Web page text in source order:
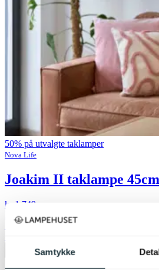
Samtykke
50% på utvalgte taklamper
Nova Life
Joakim II taklampe
kr 1 749,-
kr 3 499,-
Siste laveste pris:3 499,-
Legg til ønskeliste